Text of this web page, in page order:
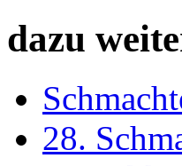
dazu
28.